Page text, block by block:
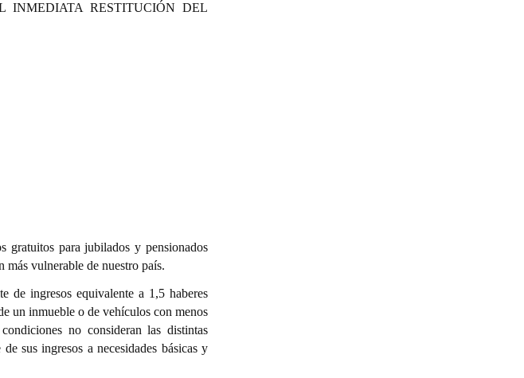
INMEDIATA RESTITUCIÓN DEL
gratuitos para jubilados y pensionados
más vulnerable de nuestro país.
de ingresos equivalente a 1,5 haberes
un inmueble o de vehículos con menos
no consideran las distintas
sus ingresos a necesidades básicas y